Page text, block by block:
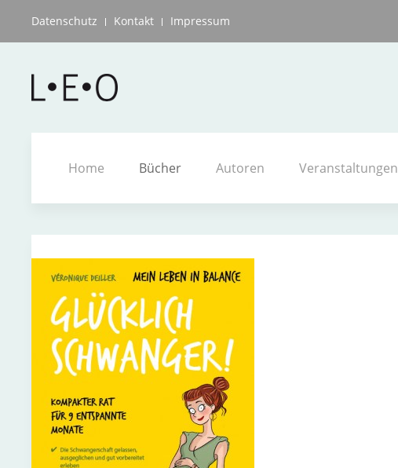
Datenschutz Kontakt Impressum
Home Bücher Autoren Veranstaltungen